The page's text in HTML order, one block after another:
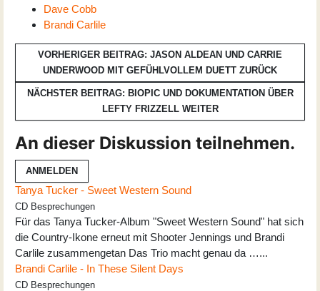
Dave Cobb
Brandi Carlile
VORHERIGER BEITRAG: JASON ALDEAN UND CARRIE
UNDERWOOD MIT GEFÜHLVOLLEM DUETT ZURÜCK
NÄCHSTER BEITRAG: BIOPIC UND DOKUMENTATION ÜBER
LEFTY FRIZZELL WEITER
An dieser Diskussion teilnehmen.
ANMELDEN
Tanya Tucker - Sweet Western Sound
CD Besprechungen
Für das Tanya Tucker-Album "Sweet Western Sound" hat sich
die Country-Ikone erneut mit Shooter Jennings und Brandi
Carlile zusammengetan Das Trio macht genau da …...
Brandi Carlile - In These Silent Days
CD Besprechungen